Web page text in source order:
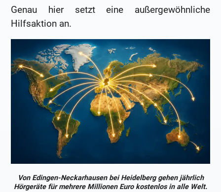
Genau hier setzt eine außergewöhnliche
Hilfsaktion an.
Von Edingen-Neckarhausen bei Heidelberg gehen jährlich
Hörgeräte für mehrere Millionen Euro kostenlos in alle Welt.